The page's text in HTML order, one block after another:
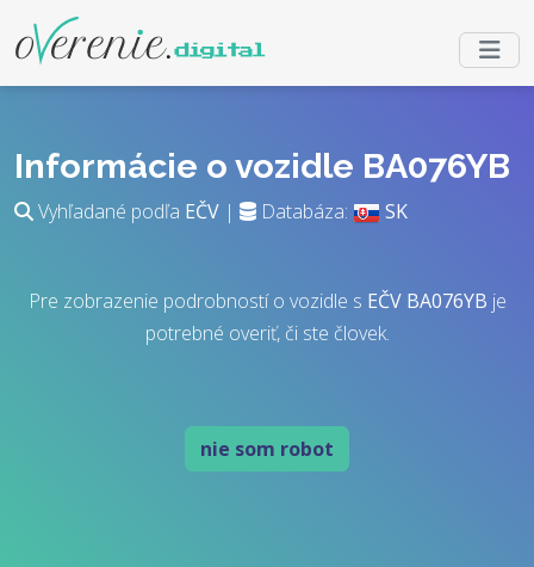
Informácie o vozidle BA076YB
Vyhľadané podľa EČV | Databáza: SK
Pre zobrazenie podrobností o vozidle s EČV BA076YB je
potrebné overiť, či ste človek.
nie som robot